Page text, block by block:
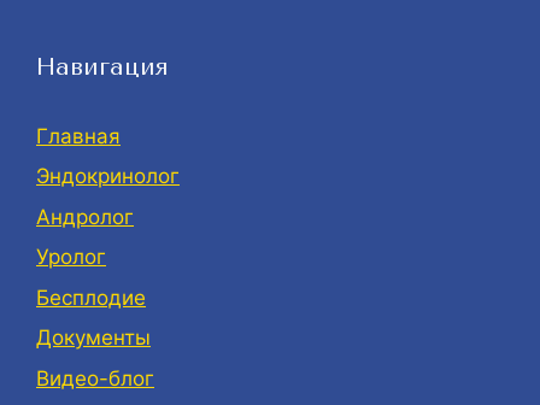
Навигация
Главная
Эндокринолог
Андролог
Уролог
Бесплодие
Документы
Видео-блог